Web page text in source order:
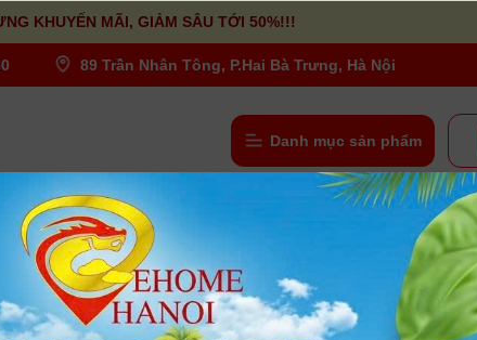
KHUYẾN MÃI, GIẢM SÂU TỚI 50%!!!
89 Trần Nhân Tông, P.Hai Bà Trưng, Hà Nội
Danh mục sản phẩm
DeckLink Duo 2 | Chính
đánh giá | Tình trạng:Có hàng